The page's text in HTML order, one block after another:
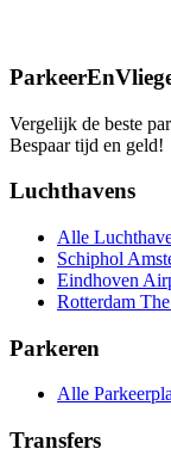
Vergelijk de beste
Bespaar tijd en geld!
Luchthavens
Alle
Schiphol
Eindhoven
Rotterdam
Parkeren
Alle
Transfers